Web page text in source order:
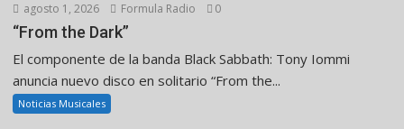
agosto 1, 2026 Formula Radio 0
“From the Dark”
El componente de la banda Black Sabbath: Tony Iommi
anuncia nuevo disco en solitario “From the...
Noticias Musicales